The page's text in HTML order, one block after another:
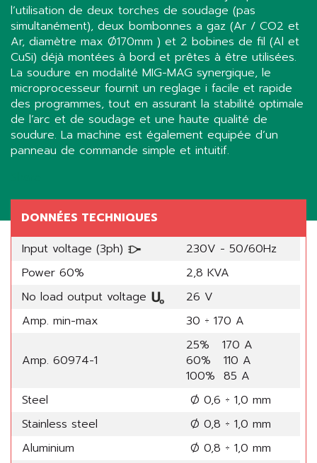
l’utilisation de deux torches de soudage (pas
simultanément), deux bombonnes a gaz (Ar / CO2 et
Ar, diamètre max Ø170mm ) et 2 bobines de fil (Al et
CuSi) déjà montées à bord et prêtes à être utilisées.
La soudure en modalité MIG-MAG synergique, le
microprocesseur fournit un reglage i facile et rapide
des programmes, tout en assurant la stabilité optimale
de l’arc et de soudage et une haute qualité de
soudure. La machine est également equipée d’un
panneau de commande simple et intuitif.
DONNÉES TECHNIQUES
Input voltage (3ph)
230V - 50/60Hz
Power 60%
2,8 KVA
No load output voltage
26 V
Amp. min-max
30 ÷ 170 A
Amp. 60974-1
25% 170 A
60% 110 A
100% 85 A
Steel
Ø 0,6 ÷ 1,0 mm
Stainless steel
Ø 0,8 ÷ 1,0 mm
Aluminium
Ø 0,8 ÷ 1,0 mm